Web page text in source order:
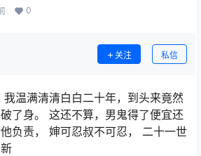
0
关注 私信
温满清清白白二十年，到头来竟然
了身。 这还不算，男鬼得了便宜还
负责， 婶可忍叔不可忍， 二十一世